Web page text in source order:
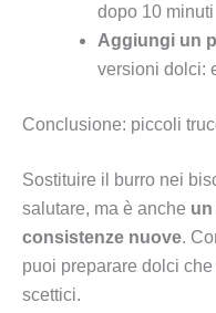
dopo 10 minuti
Aggiungi un
versioni dolci:
Conclusione: piccoli
Sostituire il burro nei
salutare, ma è anche un
consistenze nuove.
puoi preparare dolci
scettici.